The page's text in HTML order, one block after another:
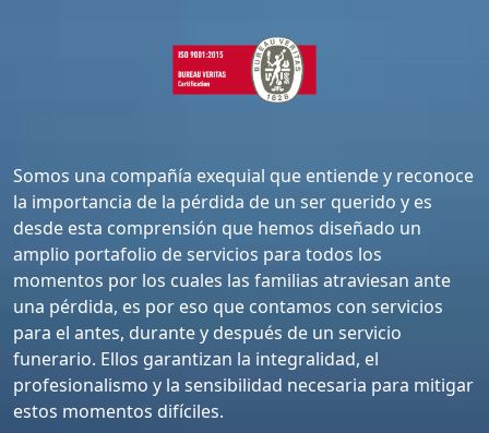
Somos una compañía exequial que entiende y reconoce
la importancia de la pérdida de un ser querido y es
desde esta comprensión que hemos diseñado un
amplio portafolio de servicios para todos los
momentos por los cuales las familias atraviesan ante
una pérdida, es por eso que contamos con servicios
para el antes, durante y después de un servicio
funerario. Ellos garantizan la integralidad, el
profesionalismo y la sensibilidad necesaria para mitigar
estos momentos difíciles.